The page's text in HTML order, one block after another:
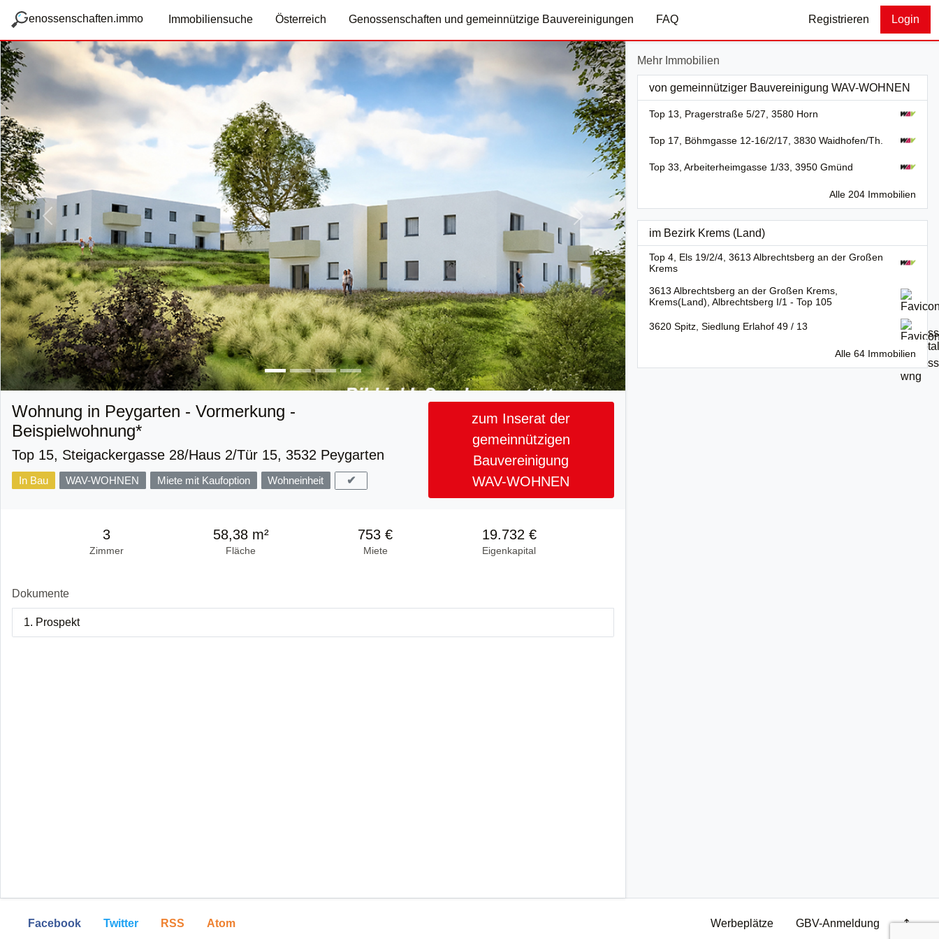
g
enossenschaften.immo Immobiliensuche Österreich Genossenschaften und gemeinnützige Bauvereinigungen FAQ Registrieren Login
Vorige Nächste
zum Inserat der
gemeinnützigen
Bauvereinigung
WAV-WOHNEN
Wohnung in Peygarten - Vormerkung -
Beispielwohnung*
Top 15, Steigackergasse 28/Haus 2/Tür 15, 3532 Peygarten
In Bau WAV-WOHNEN Miete mit Kaufoption Wohneinheit ✔
3
Zimmer
58,38 m²
Fläche
753 €
Miete
19.732 €
Eigenkapital
Dokumente
1. Prospekt
Mehr Immobilien
von gemeinnütziger Bauvereinigung WAV-WOHNEN
Top 13, Pragerstraße 5/27, 3580 Horn
Top 17, Böhmgasse 12-16/2/17, 3830 Waidhofen/Th.
Top 33, Arbeiterheimgasse 1/33, 3950 Gmünd
Alle 204 Immobilien
im Bezirk Krems (Land)
Top 4, Els 19/2/4, 3613 Albrechtsberg an der Großen
Krems
3613 Albrechtsberg an der Großen Krems,
Krems(Land), Albrechtsberg I/1 - Top 105
3620 Spitz, Siedlung Erlahof 49 / 13
Alle 64 Immobilien
Facebook Twitter RSS Atom Werbeplätze GBV-Anmeldung ↥